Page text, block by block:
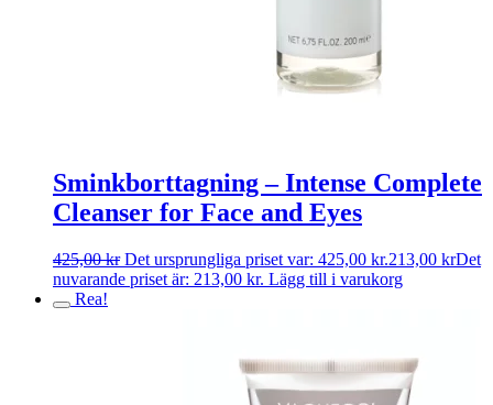
Sminkborttagning – Intense Complete
Cleanser for Face and Eyes
425,00kr Det ursprungliga priset var: 425,00 kr.213,00 krDet
nuvarande priset är: 213,00 kr. Lägg till i varukorg
Rea!